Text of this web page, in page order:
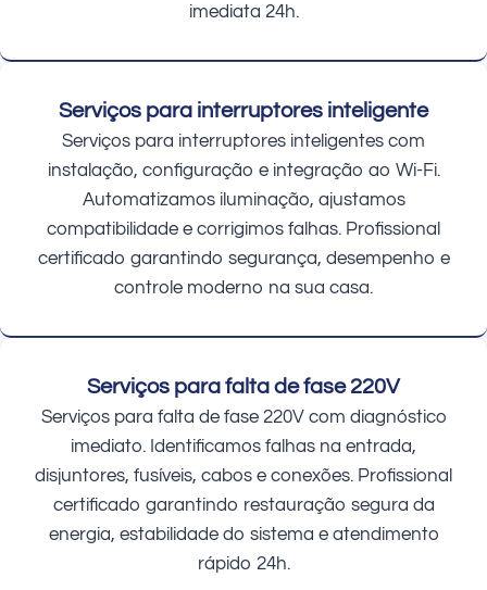
imediata 24h.
Serviços para interruptores inteligente
Serviços para interruptores inteligentes com
instalação, configuração e integração ao Wi-Fi.
Automatizamos iluminação, ajustamos
compatibilidade e corrigimos falhas. Profissional
certificado garantindo segurança, desempenho e
controle moderno na sua casa.
Serviços para falta de fase 220V
Serviços para falta de fase 220V com diagnóstico
imediato. Identificamos falhas na entrada,
disjuntores, fusíveis, cabos e conexões. Profissional
certificado garantindo restauração segura da
energia, estabilidade do sistema e atendimento
rápido 24h.